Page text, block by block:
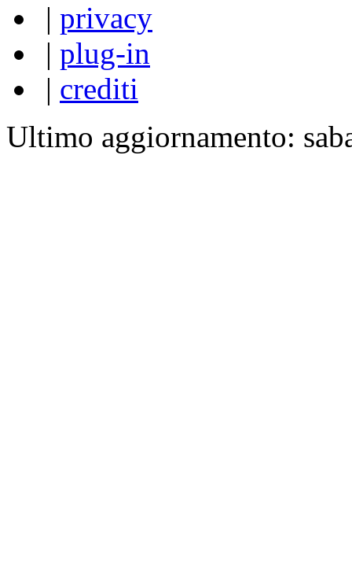
| privacy
| plug-in
| crediti
Ultimo aggiornamento: